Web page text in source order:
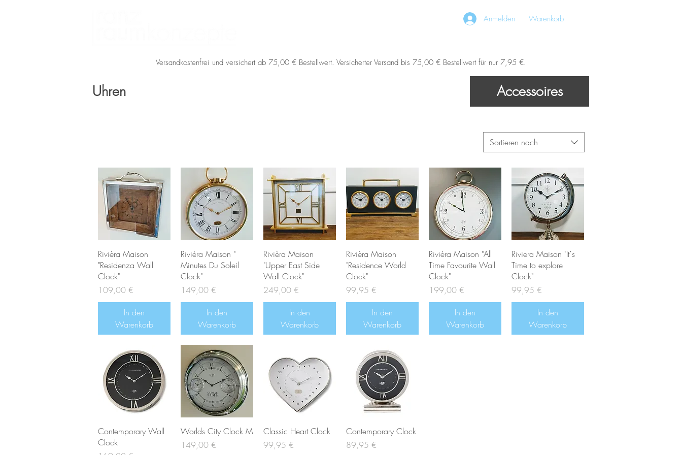
Anmelden Warenkorb
Versandkostenfrei und versichert ab 75,00 € Bestellwert. Versicherter Versand bis 75,00 € Bestellwert für nur 7,95 €.
Uhren Accessoires
Sortieren nach
Rivièra Maison
"Residenza Wall
Clock"
Preis
109,00 €
In den
Warenkorb
Rivièra Maison "
Minutes Du Soleil
Clock"
Preis
149,00 €
In den
Warenkorb
Rivièra Maison
"Upper East Side
Wall Clock"
Preis
249,00 €
In den
Warenkorb
Rivièra Maison
"Residence World
Clock"
Preis
99,95 €
In den
Warenkorb
Rivièra Maison "All
Time Favourite Wall
Clock"
Preis
199,00 €
In den
Warenkorb
Riviera Maison "It´s
Time to explore
Clock"
Preis
99,95 €
In den
Warenkorb
Contemporary Wall
Clock
Worlds City Clock M
Preis
149,00 €
Classic Heart Clock
Preis
99,95 €
Contemporary Clock
Preis
89,95 €